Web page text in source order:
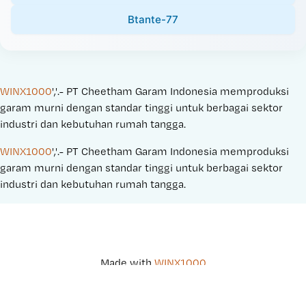
Btante-77
WINX1000','.- PT Cheetham Garam Indonesia memproduksi
garam murni dengan standar tinggi untuk berbagai sektor
industri dan kebutuhan rumah tangga.
WINX1000','.- PT Cheetham Garam Indonesia memproduksi
garam murni dengan standar tinggi untuk berbagai sektor
industri dan kebutuhan rumah tangga.
Made with WINX1000